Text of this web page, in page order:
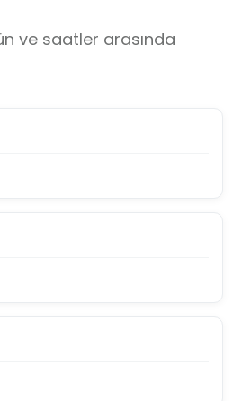
ve saatler arasında